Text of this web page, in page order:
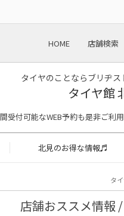
HOME 店舗検索
タイヤのことならブリヂ
タイヤ館
受付可能なWEB予約も是非ご利
北見のお得な情報♬
タ
店舗おススメ情報